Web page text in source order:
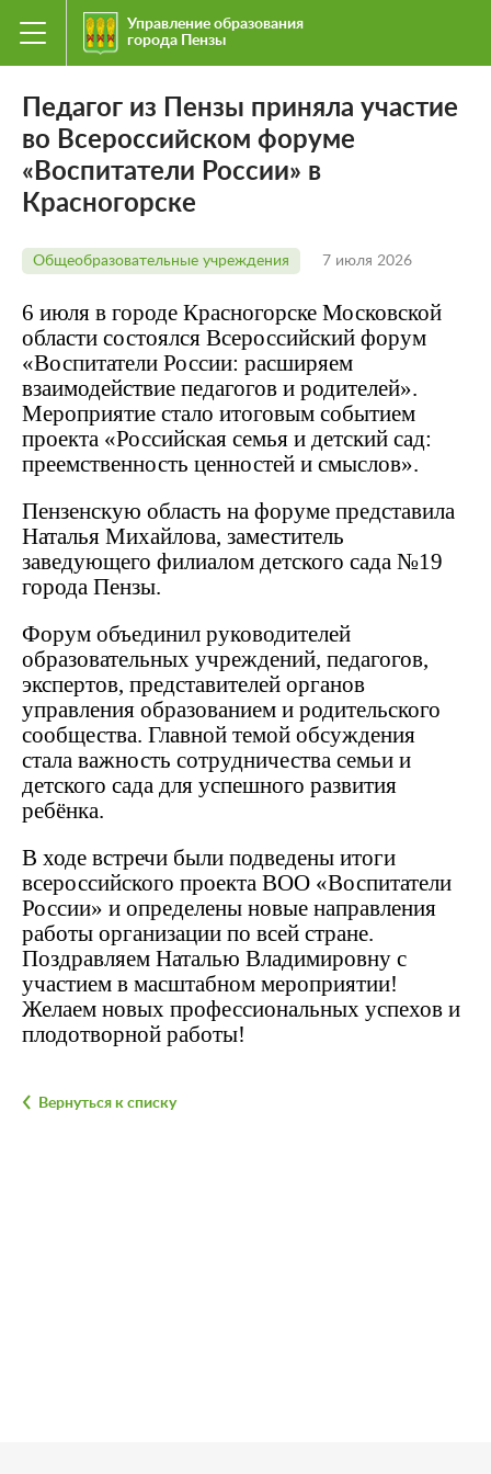
Управление образования
города Пензы
Педагог из Пензы приняла участие
во Всероссийском форуме
«Воспитатели России» в
Красногорске
Общеобразовательные учреждения 7 июля 2026
6 июля в городе Красногорске Московской
области состоялся Всероссийский форум
«Воспитатели России: расширяем
взаимодействие педагогов и родителей».
Мероприятие стало итоговым событием
проекта «Российская семья и детский сад:
преемственность ценностей и смыслов».
Пензенскую область на форуме представила
Наталья Михайлова, заместитель
заведующего филиалом детского сада №19
города Пензы.
Форум объединил руководителей
образовательных учреждений, педагогов,
экспертов, представителей органов
управления образованием и родительского
сообщества. Главной темой обсуждения
стала важность сотрудничества семьи и
детского сада для успешного развития
ребёнка.
В ходе встречи были подведены итоги
всероссийского проекта ВОО «Воспитатели
России» и определены новые направления
работы организации по всей стране.
Поздравляем Наталью Владимировну с
участием в масштабном мероприятии!
Желаем новых профессиональных успехов и
плодотворной работы!
Вернуться к списку